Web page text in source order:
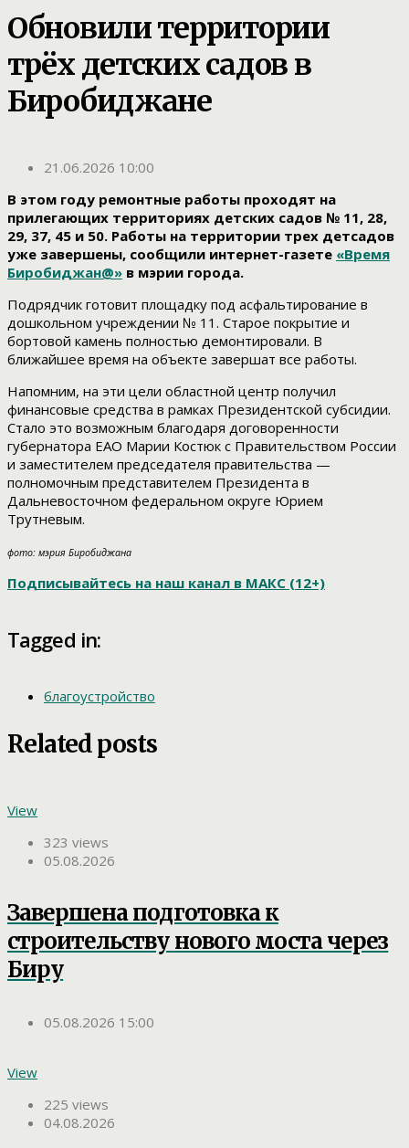
Обновили территории
трёх детских садов в
Биробиджане
21.06.2026 10:00
В этом году ремонтные работы проходят на
прилегающих территориях детских садов № 11, 28,
29, 37, 45 и 50. Работы на территории трех детсадов
уже завершены, сообщили интернет-газете «Время
Биробиджан@» в мэрии города.
Подрядчик готовит площадку под асфальтирование в
дошкольном учреждении № 11. Старое покрытие и
бортовой камень полностью демонтировали. В
ближайшее время на объекте завершат все работы.
Напомним, на эти цели областной центр получил
финансовые средства в рамках Президентской субсидии.
Стало это возможным благодаря договоренности
губернатора ЕАО Марии Костюк с Правительством России
и заместителем председателя правительства —
полномочным представителем Президента в
Дальневосточном федеральном округе Юрием
Трутневым.
фото: мэрия Биробиджана
Подписывайтесь на наш канал в МАКС (12+)
Tagged in:
благоустройство
Related posts
View
323 views
05.08.2026
Завершена подготовка к
строительству нового моста через
Биру
05.08.2026 15:00
View
225 views
04.08.2026